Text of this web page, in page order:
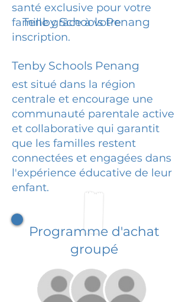
santé exclusive pour votre
famille grâce à votre
inscription.
Tenby Schools Penang
Tenby Schools Penang
est situé dans la région
centrale et encourage une
communauté parentale active
et collaborative qui garantit
que les familles restent
connectées et engagées dans
l'expérience éducative de leur
enfant.
Programme d'achat
groupé